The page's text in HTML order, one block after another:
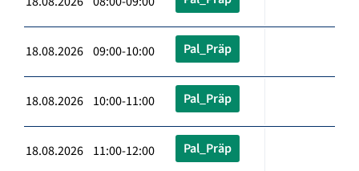
18.08.2026 09:00-10:00 Pal_Präp
18.08.2026 10:00-11:00 Pal_Präp
18.08.2026 11:00-12:00 Pal_Präp